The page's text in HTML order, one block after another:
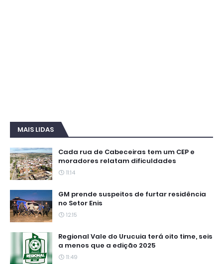
MAIS LIDAS
Cada rua de Cabeceiras tem um CEP e
moradores relatam dificuldades
11:14
GM prende suspeitos de furtar residência
no Setor Enis
12:15
Regional Vale do Urucuia terá oito time, seis
a menos que a edição 2025
11:49